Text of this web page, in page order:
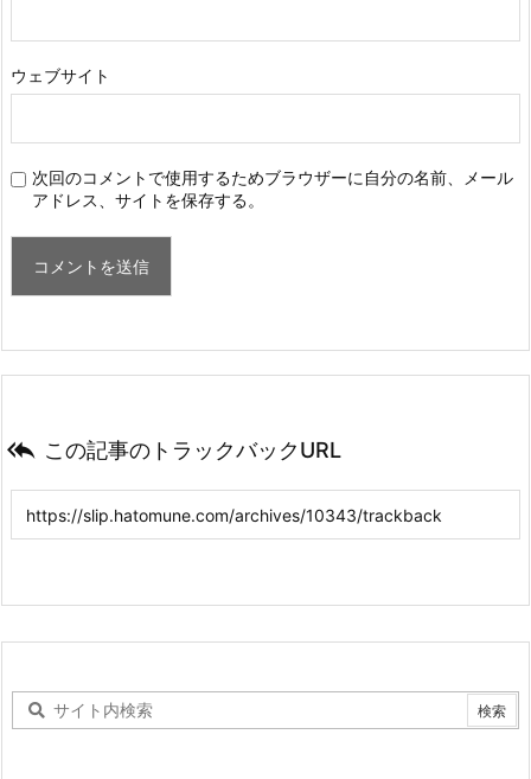
ウェブサイト
次回のコメントで使用するためブラウザーに自分の名前、メール
アドレス、サイトを保存する。
 この記事のトラックバックURL